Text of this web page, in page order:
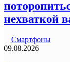
нехваткой
Смартфоны
09.08.2026